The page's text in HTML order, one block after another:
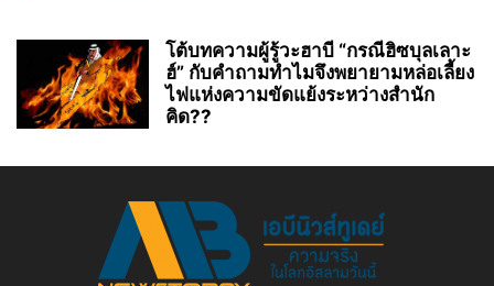
โต้บทความผู้รู้วะฮาบี “กรณีฮิซบุลเลาะ
ฮ์” กับคำถามทำไมจึงพยายามหล่อเลี้ยง
ไฟแห่งความขัดแย้งระหว่างสำนัก
คิด??